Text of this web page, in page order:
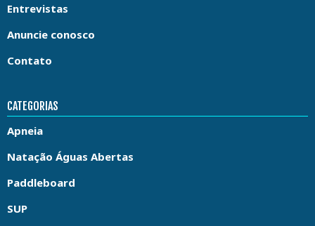
Entrevistas
Anuncie conosco
Contato
CATEGORIAS
Apneia
Natação Águas Abertas
Paddleboard
SUP